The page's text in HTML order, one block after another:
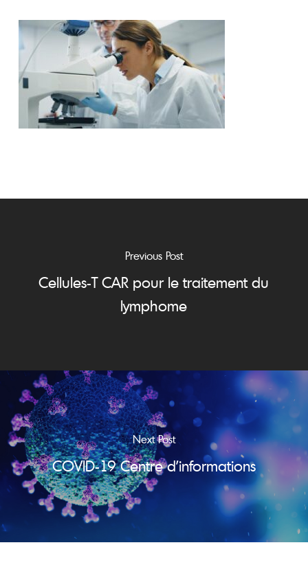
Previous Post
Cellules-T CAR pour le traitement du
lymphome
Next Post
COVID-19 Centre d’informations